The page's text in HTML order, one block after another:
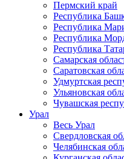
Пермский край
Республика
Республика
Республика
Республика
Самарская
Саратовская
Удмуртская
Ульяновская
Чувашская
Урал
Весь Урал
Свердловская
Челябинская